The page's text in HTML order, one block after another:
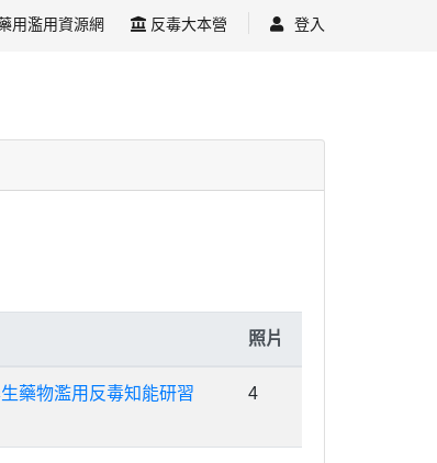
用濫用資源網 反毒大本營 登入
照片
藥物濫用反毒知能研習 4